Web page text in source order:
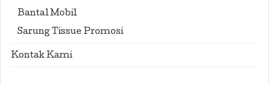
Bantal Mobil
Sarung Tissue Promosi
Kontak Kami